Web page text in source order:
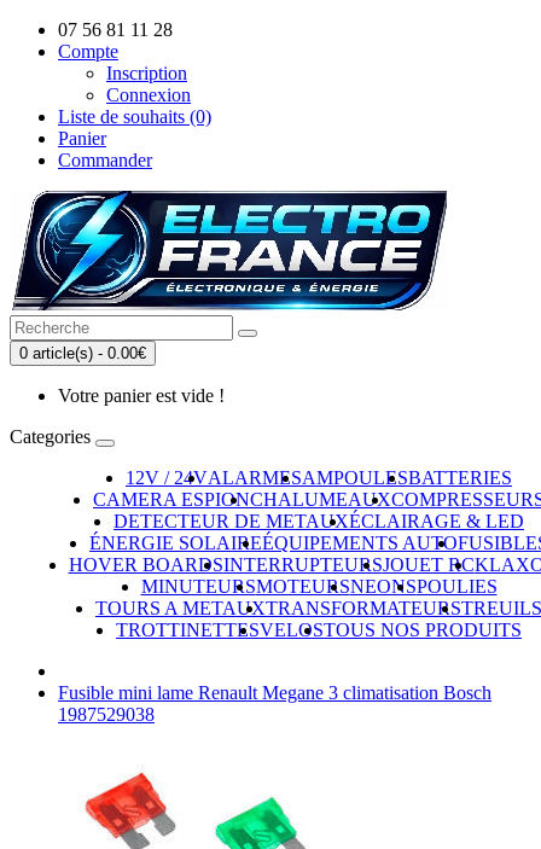
07 56 81 11 28
Compte
Inscription
Connexion
Liste de souhaits (0)
Panier
Commander
0 article(s) - 0.00€
Votre panier est vide !
Categories
12V / 24VALARMESAMPOULESBATTERIES
CAMERA ESPIONCHALUMEAUX
DETECTEUR DE METAUXÉCLAIRAGE & LED
ÉNERGIE SOLAIREÉQUIPEMENTS AUTO
HOVER BOARDSINTERRUPTEURSJOUET RC
MINUTEURSMOTEURSNEONSPOULIES
TOURS A METAUXTRANSFORMATEURSTREUILS
TROTTINETTESVELOSTOUS NOS PRODUITS
Fusible mini lame Renault Megane 3 climatisation Bosch
1987529038